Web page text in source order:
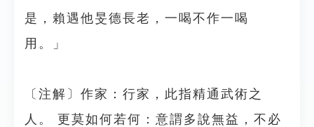
是，賴遇他旻德長老，一喝不作一喝
用。」
〔注解〕作家：行家，此指精通武術之
人。 更莫如何若何：意謂多說無益，不必